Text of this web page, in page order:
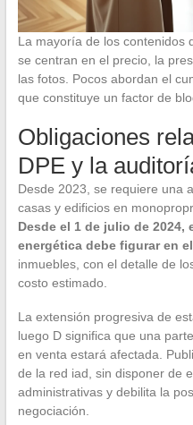
La mayoría de los contenidos
se centran en el precio, la
las fotos. Pocos abordan el
que constituye un factor de
Obligaciones
DPE y la
Desde 2023, se requiere una
casas y edificios en
Desde el 1 de julio de
energética debe figurar en
inmuebles, con el detalle de
costo estimado.
La extensión progresiva de
luego D significa que una
en venta estará afectada.
de la red iad, sin disponer de
administrativas y debilita la
negociación.